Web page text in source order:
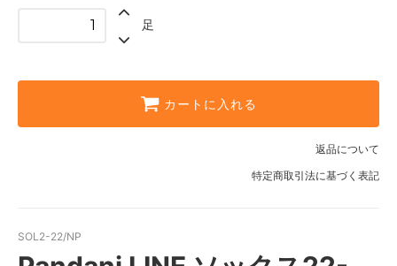
足
カートに入れる
返品について
特定商取引法に基づく表記
SOL2-22/NP